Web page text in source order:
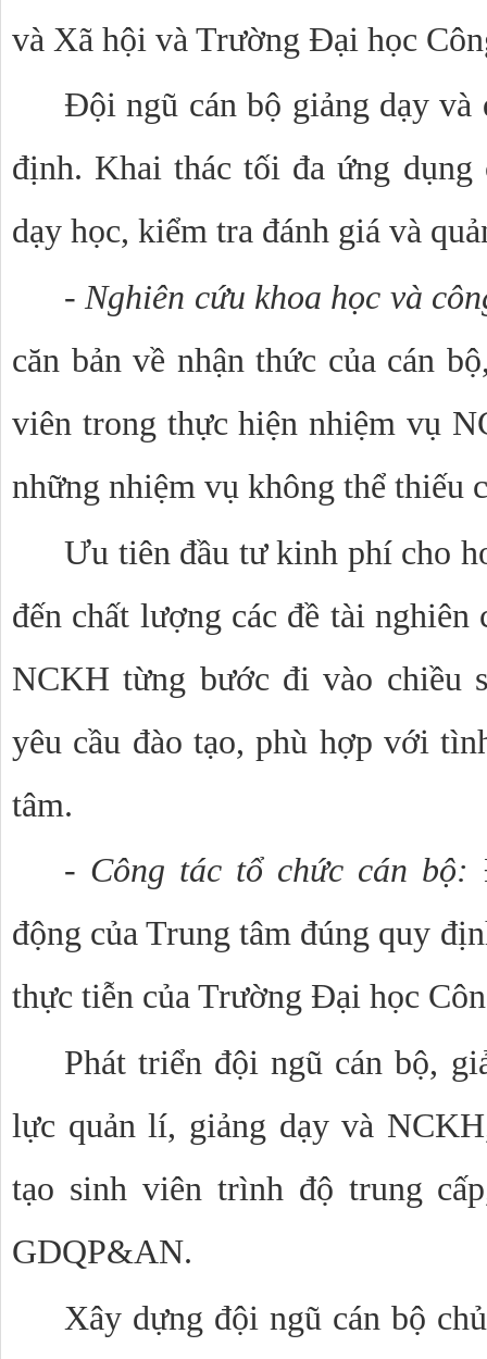
và Xã hội và Trường Đại học
Đội ngũ cán bộ giảng dạy và
định. Khai thác tối đa ứng
dạy học, kiểm tra đánh giá và
- Nghiên cứu khoa học và
căn bản về nhận thức của cán
viên trong thực hiện nhiệm vụ
những nhiệm vụ không thể thiếu
Ưu tiên đầu tư kinh phí cho
đến chất lượng các đề tài nghiên
NCKH từng bước đi vào chiều
yêu cầu đào tạo, phù hợp với
tâm.
- Công tác tổ chức cán bộ:
động của Trung tâm đúng quy
thực tiễn của Trường Đại học
Phát triển đội ngũ cán bộ,
lực quản lí, giảng dạy và
tạo sinh viên trình độ trung
GDQP&AN.
Xây dựng đội ngũ cán bộ